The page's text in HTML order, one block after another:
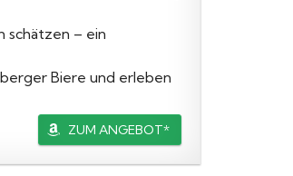
schätzen – ein
Biere und erleben
ZUM ANGEBOT*